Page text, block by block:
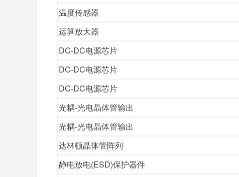
温度传感器
运算放大器
DC-DC电源芯片
DC-DC电源芯片
DC-DC电源芯片
光耦-光电晶体管输出
光耦-光电晶体管输出
达林顿晶体管阵列
静电放电(ESD)保护器件